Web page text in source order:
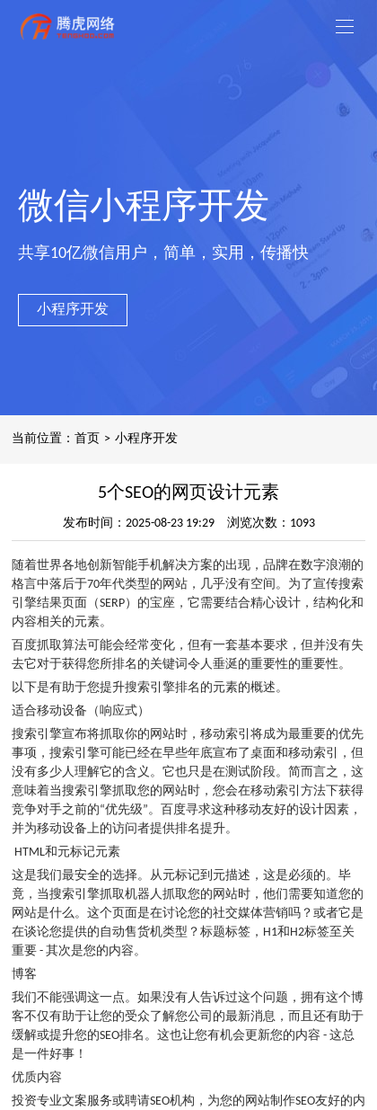
微信小程序开发
共享10亿微信用户，简单，实用，传播快
小程序开发
当前位置： 首页 > 小程序开发
5个SEO的网页设计元素
发布时间：2025-08-23 19:29 浏览次数：1093
随着世界各地创新智能手机解决方案的出现，品牌在数字浪潮的
格言中落后于70年代类型的网站，几乎没有空间。为了宣传搜索
引擎结果页面（SERP）的宝座，它需要结合精心设计，结构化和
内容相关的元素。
百度抓取算法可能会经常变化，但有一套基本要求，但并没有失
去它对于获得您所排名的关键词令人垂涎的重要性的重要性。
以下是有助于您提升搜索引擎排名的元素的概述。
适合移动设备（响应式）
搜索引擎宣布将抓取你的网站时，移动索引将成为最重要的优先
事项，搜索引擎可能已经在早些年底宣布了桌面和移动索引，但
没有多少人理解它的含义。它也只是在测试阶段。简而言之，这
意味着当搜索引擎抓取您的网站时，您会在移动索引方法下获得
竞争对手之前的“优先级”。百度寻求这种移动友好的设计因素，
并为移动设备上的访问者提供排名提升。
HTML和元标记元素
这是我们最安全的选择。从元标记到元描述，这是必须的。毕
竟，当搜索引擎抓取机器人抓取您的网站时，他们需要知道您的
网站是什么。这个页面是在讨论您的社交媒体营销吗？或者它是
在谈论您提供的自动售货机类型？标题标签，H1和H2标签至关
重要 - 其次是您的内容。
博客
我们不能强调这一点。如果没有人告诉过这个问题，拥有这个博
客不仅有助于让您的受众了解您公司的最新消息，而且还有助于
缓解或提升您的SEO排名。这也让您有机会更新您的内容 - 这总
是一件好事！
优质内容
投资专业文案服务或聘请SEO机构，为您的网站制作SEO友好的内